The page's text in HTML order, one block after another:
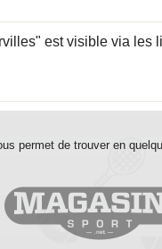
est visible via les
permet de trouver en